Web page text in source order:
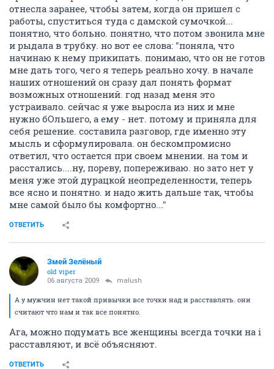
отнесла заранее, чтобы затем, когда он пришел с
работы, спуститься туда с дамской сумочкой...
понятно, что больно. понятно, что потом звонила мне
и рыдала в трубку. но вот ее слова: "поняла, что
начинаю к нему прикипать. понимаю, что он не готов
мне дать того, чего я теперь реально хочу. в начале
наших отношений он сразу дал понять формат
возможных отношений. год назад меня это
устраивало. сейчас я уже выросла из них и мне
нужно бОльшего, а ему - нет. потому и приняла для
себя решение. составила разговор, где именно эту
мысль и сформулировала. он бескомпромисно
ответил, что остается при своем мнении. на том и
расстались....ну, пореву, попереживаю. но зато нет у
меня уже этой дурацкой неопределенности, теперь
все ясно и понятно. и надо жить дальше так, чтобы
мне самой было бы комфортно..."
ОТВЕТИТЬ
Змей Зелёный
old viper
06 августа 2009 malush
А у мужчин нет такой привычки все точки над и расставлять. они
считают что нам и так все понятно.
Ага, можно подумать все женщины всегда точки на i
расставляют, и всё объясняют.
ОТВЕТИТЬ